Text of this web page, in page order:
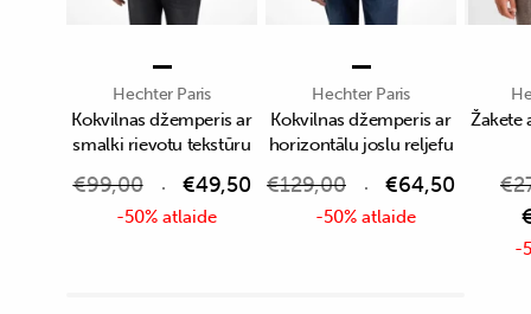
Hechter Paris
Kokvilnas džemperis ar
smalki rievotu tekstūru
€99,00 €49,50
-50% atlaide
Hechter Paris
Kokvilnas džemperis ar
horizontālu joslu reljefu
€129,00 €64,50
-50% atlaide
Žakete
€
-